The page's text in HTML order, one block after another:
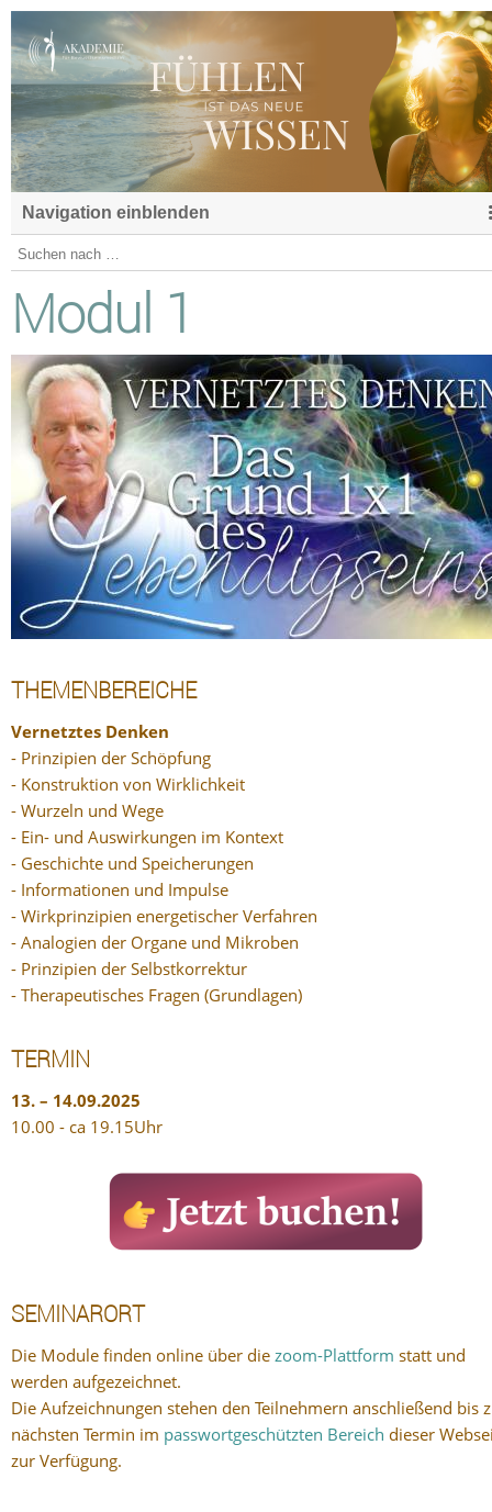
Navigation einblenden
Modul 1
THEMENBEREICHE
Vernetztes Denken
- Prinzipien der Schöpfung
- Konstruktion von Wirklichkeit
- Wurzeln und Wege
- Ein- und Auswirkungen im Kontext
- Geschichte und Speicherungen
- Informationen und Impulse
- Wirkprinzipien energetischer Verfahren
- Analogien der Organe und Mikroben
- Prinzipien der Selbstkorrektur
- Therapeutisches Fragen (Grundlagen)
TERMIN
13. – 14.09.2025
10.00 - ca 19.15Uhr
SEMINARORT
Die Module finden online über die zoom-Plattform statt und
werden aufgezeichnet.
Die Aufzeichnungen stehen den Teilnehmern anschließend bis
nächsten Termin im passwortgeschützten Bereich dieser
zur Verfügung.